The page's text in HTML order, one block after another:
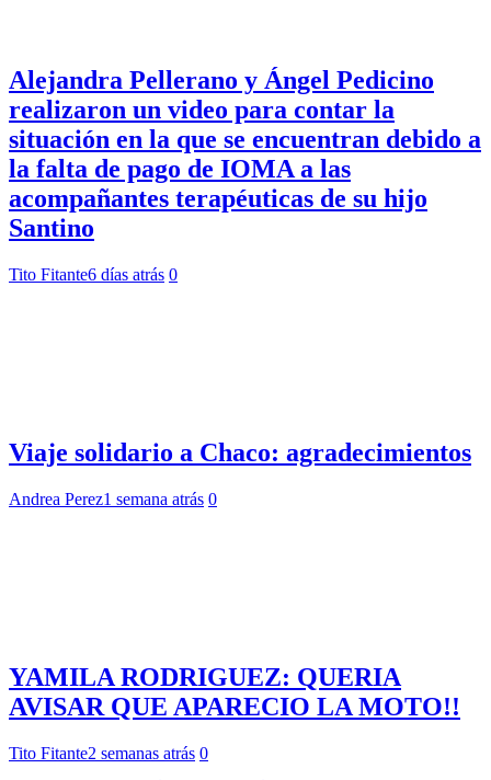
Alejandra Pellerano y Ángel Pedicino
realizaron un video para contar la
situación en la que se encuentran debido a
la falta de pago de IOMA a las
acompañantes terapéuticas de su hijo
Santino
Tito Fitante6 días atrás 0
Viaje solidario a Chaco: agradecimientos
Andrea Perez1 semana atrás 0
YAMILA RODRIGUEZ: QUERIA
AVISAR QUE APARECIO LA MOTO!!
Tito Fitante2 semanas atrás 0